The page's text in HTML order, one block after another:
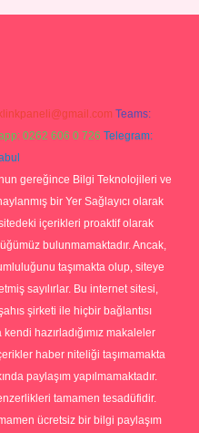
Teams:
0262 606 0 726 Telegram:
gereğince Bilgi Teknolojileri ve
bir Yer Sağlayıcı olarak
içerikleri proaktif olarak
bulunmamaktadır. Ancak,
taşımakta olup, siteye
sayılırlar. Bu internet sitesi,
şirketi ile hiçbir bağlantısı
hazırladığımız makaleler
haber niteliği taşımamakta
paylaşım yapılmamaktadır.
tamamen tesadüfidir.
ücretsiz bir bilgi paylaşım